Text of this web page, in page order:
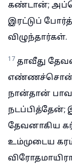
கண்டான்;
இரட்டுப்
விழுந்தார்கள்.
17 தாவீது
நான்தான்
தேவனாகிய
உம்முடைய